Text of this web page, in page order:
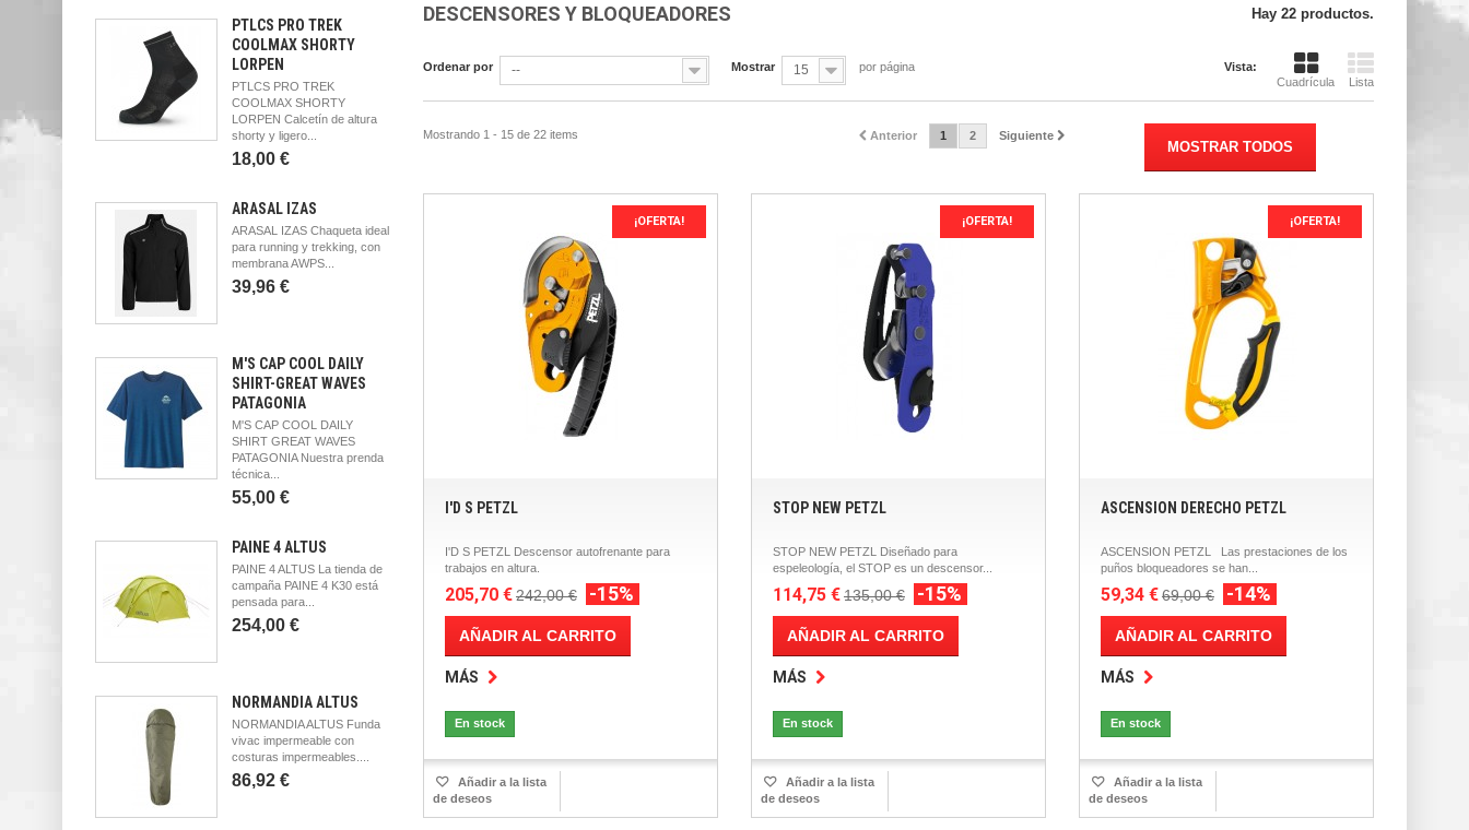
PTLCS PRO TREK
COOLMAX SHORTY
LORPEN
PTLCS PRO TREK
COOLMAX SHORTY
LORPEN Calcetín de altura
shorty y ligero...
18,00 €
ARASAL IZAS
ARASAL IZAS Chaqueta ideal
para running y trekking, con
membrana AWPS...
39,96 €
M'S CAP COOL DAILY
SHIRT-GREAT WAVES
PATAGONIA
M'S CAP COOL DAILY
SHIRT GREAT WAVES
PATAGONIA Nuestra prenda
técnica...
55,00 €
PAINE 4 ALTUS
PAINE 4 ALTUS La tienda de
campaña PAINE 4 K30 está
pensada para...
254,00 €
NORMANDIA ALTUS
NORMANDIA ALTUS Funda
vivac impermeable con
costuras impermeables....
86,92 €
DESCENSORES Y BLOQUEADORES Hay 22 productos.
Vista:
Cuadrícula
Lista
Ordenar por -- Mostrar 15 por página
MOSTRAR TODOS
Anterior 1 2 Siguiente
Mostrando 1 - 15 de 22 items
¡OFERTA!
I'D S PETZL
I'D S PETZL Descensor autofrenante para
trabajos en altura.
205,70 €242,00 € -15%
AÑADIR AL CARRITO
MÁS
En stock
Añadir a la lista
de deseos
¡OFERTA!
STOP NEW PETZL
STOP NEW PETZL Diseñado para
espeleología, el STOP es un descensor...
114,75 €135,00 € -15%
AÑADIR AL CARRITO
MÁS
En stock
Añadir a la lista
de deseos
¡OFERTA!
ASCENSION DERECHO PETZL
ASCENSION PETZL Las prestaciones de los
puños bloqueadores se han...
59,34 €69,00 € -14%
AÑADIR AL CARRITO
MÁS
En stock
Añadir a la lista
de deseos